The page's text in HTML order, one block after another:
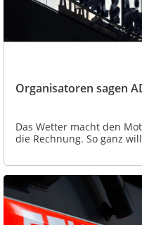
Organisatoren sagen
Das Wetter macht den
die Rechnung. So ganz